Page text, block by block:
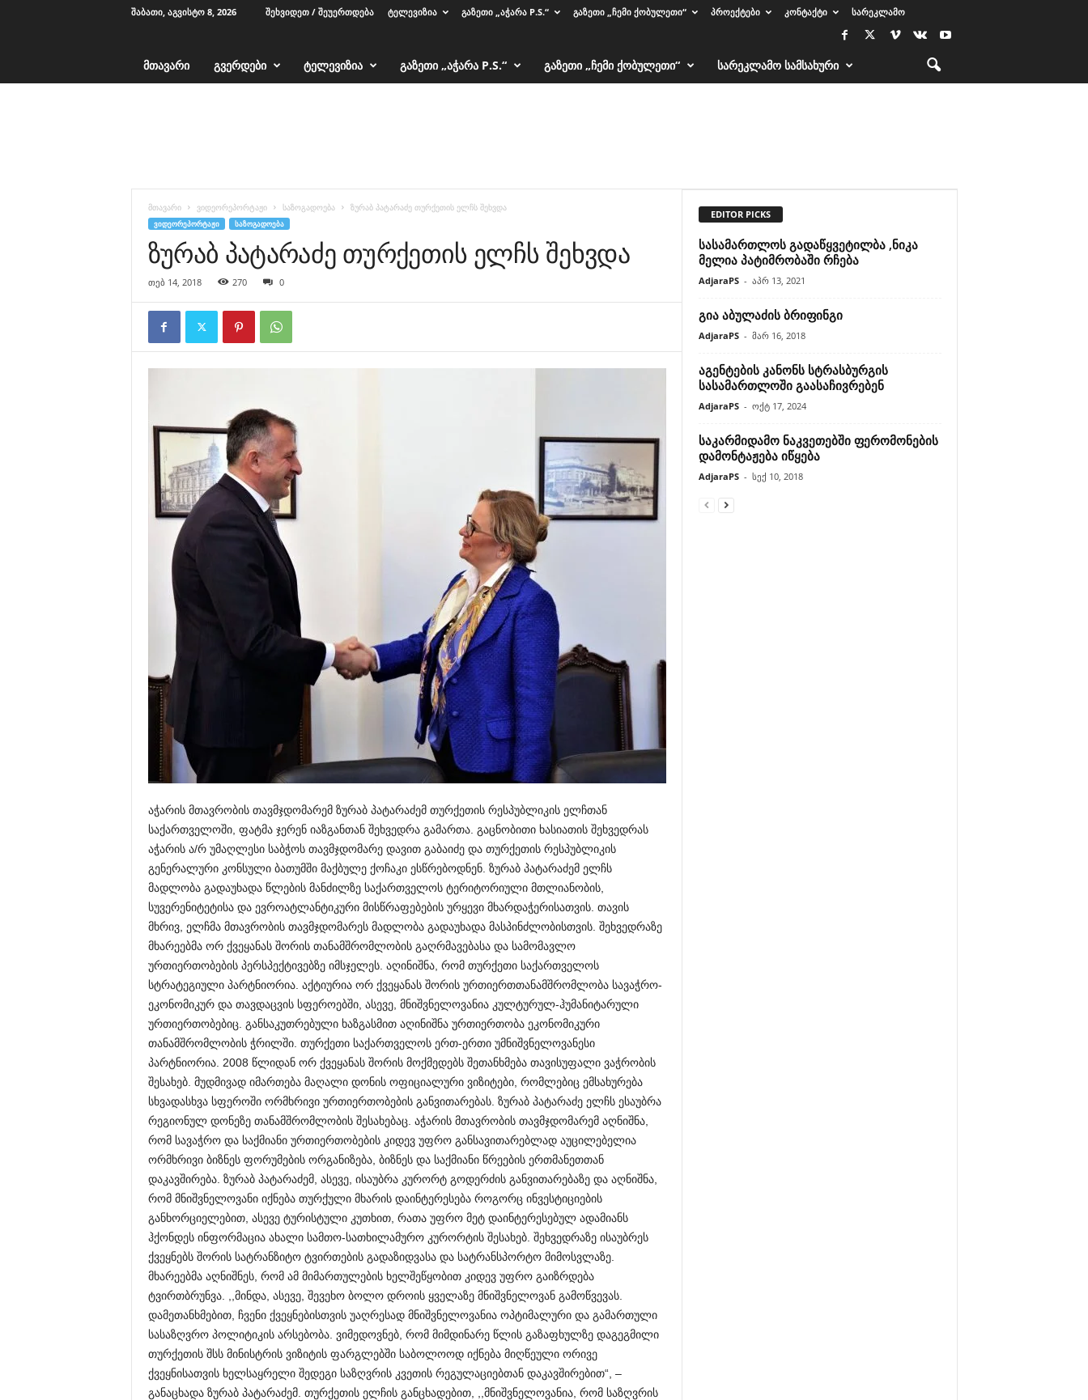
ᲨᲐᲑᲐᲗᲘ, ᲐᲒᲕᲘᲡᲢᲝ 8, 2026 ᲨᲔᲮᲕᲘᲓᲔᲗ / ᲨᲔᲣᲔᲠᲗᲓᲔᲑᲐ ᲢᲔᲚᲔᲕᲘᲖᲘᲐ ᲒᲐᲖᲔᲗᲘ „ᲐᲭᲐᲠᲐ P.S.“ ᲒᲐᲖᲔᲗᲘ „ᲩᲔᲛᲘ ᲥᲝᲑᲣᲚᲔᲗᲘ“ ᲞᲠᲝᲔᲥᲢᲔᲑᲘ ᲙᲝᲜᲢᲐᲥᲢᲘ ᲡᲐᲠᲔᲙᲚᲐᲛᲝ
ᲛᲗᲐᲕᲐᲠᲘ ᲒᲕᲔᲠᲓᲔᲑᲘ ᲢᲔᲚᲔᲕᲘᲖᲘᲐ ᲒᲐᲖᲔᲗᲘ „ᲐᲭᲐᲠᲐ P.S.“ ᲒᲐᲖᲔᲗᲘ „ᲩᲔᲛᲘ ᲥᲝᲑᲣᲚᲔᲗᲘ“ ᲡᲐᲠᲔᲙᲚᲐᲛᲝ ᲡᲐᲛᲡᲐᲮᲣᲠᲘ
მთავარი ვიდეორეპორტაჟი საზოგადოება ზურაბ პატარაძე თურქეთის ელჩს შეხვდა
ᲕᲘᲓᲔᲝᲠᲔᲞᲝᲠᲢᲐᲟᲘ ᲡᲐᲖᲝᲒᲐᲓᲝᲔᲑᲐ
ზურაბ პატარაძე თურქეთის ელჩს შეხვდა
თებ 14, 2018 270 0
აჭარის მთავრობის თავმჯდომარემ ზურაბ პატარაძემ თურქეთის რესპუბლიკის ელჩთან
საქართველოში, ფატმა ჯერენ იაზგანთან შეხვედრა გამართა. გაცნობითი ხასიათის შეხვედრას
აჭარის ა/რ უმაღლესი საბჭოს თავმჯდომარე დავით გაბაიძე და თურქეთის რესპუბლიკის
გენერალური კონსული ბათუმში მაქბულე ქოჩაკი ესწრებოდნენ. ზურაბ პატარაძემ ელჩს
მადლობა გადაუხადა წლების მანძილზე საქართველოს ტერიტორიული მთლიანობის,
სუვერენიტეტისა და ევროატლანტიკური მისწრაფებების ურყევი მხარდაჭერისათვის. თავის
მხრივ, ელჩმა მთავრობის თავმჯდომარეს მადლობა გადაუხადა მასპინძლობისთვის. შეხვედრაზე
მხარეებმა ორ ქვეყანას შორის თანამშრომლობის გაღრმავებასა და სამომავლო
ურთიერთობების პერსპექტივებზე იმსჯელეს. აღინიშნა, რომ თურქეთი საქართველოს
სტრატეგიული პარტნიორია. აქტიურია ორ ქვეყანას შორის ურთიერთთანამშრომლობა სავაჭრო-
ეკონომიკურ და თავდაცვის სფეროებში, ასევე, მნიშვნელოვანია კულტურულ-ჰუმანიტარული
ურთიერთობებიც. განსაკუთრებული ხაზგასმით აღინიშნა ურთიერთობა ეკონომიკური
თანამშრომლობის ჭრილში. თურქეთი საქართველოს ერთ-ერთი უმნიშვნელოვანესი
პარტნიორია. 2008 წლიდან ორ ქვეყანას შორის მოქმედებს შეთანხმება თავისუფალი ვაჭრობის
შესახებ. მუდმივად იმართება მაღალი დონის ოფიციალური ვიზიტები, რომლებიც ემსახურება
სხვადასხვა სფეროში ორმხრივი ურთიერთობების განვითარებას. ზურაბ პატარაძე ელჩს ესაუბრა
რეგიონულ დონეზე თანამშრომლობის შესახებაც. აჭარის მთავრობის თავმჯდომარემ აღნიშნა,
რომ სავაჭრო და საქმიანი ურთიერთობების კიდევ უფრო განსავითარებლად აუცილებელია
ორმხრივი ბიზნეს ფორუმების ორგანიზება, ბიზნეს და საქმიანი წრეების ერთმანეთთან
დაკავშირება. ზურაბ პატარაძემ, ასევე, ისაუბრა კურორტ გოდერძის განვითარებაზე და აღნიშნა,
რომ მნიშვნელოვანი იქნება თურქული მხარის დაინტერესება როგორც ინვესტიციების
განხორციელებით, ასევე ტურისტული კუთხით, რათა უფრო მეტ დაინტერესებულ ადამიანს
ჰქონდეს ინფორმაცია ახალი სამთო-სათხილამურო კურორტის შესახებ. შეხვედრაზე ისაუბრეს
ქვეყნებს შორის სატრანზიტო ტვირთების გადაზიდვასა და სატრანსპორტო მიმოსვლაზე.
მხარეებმა აღნიშნეს, რომ ამ მიმართულების ხელშეწყობით კიდევ უფრო გაიზრდება
ტვირთბრუნვა. ,,მინდა, ასევე, შევეხო ბოლო დროის ყველაზე მნიშვნელოვან გამოწვევას.
დამეთანხმებით, ჩვენი ქვეყნებისთვის უაღრესად მნიშვნელოვანია ოპტიმალური და გამართული
სასაზღვრო პოლიტიკის არსებობა. ვიმედოვნებ, რომ მიმდინარე წლის გაზაფხულზე დაგეგმილი
თურქეთის შსს მინისტრის ვიზიტის ფარგლებში საბოლოოდ იქნება მიღწეული ორივე
ქვეყნისათვის ხელსაყრელი შედეგი საზღვრის კვეთის რეგულაციებთან დაკავშირებით“, –
განაცხადა ზურაბ პატარაძემ. თურქეთის ელჩის განცხადებით, ,,მნიშვნელოვანია, რომ საზღვრის
EDITOR PICKS
სასამართლოს გადაწყვეტილბა ,ნიკა
მელია პატიმრობაში რჩება
AdjaraPS - აპრ 13, 2021
გია აბულაძის ბრიფინგი
AdjaraPS - მარ 16, 2018
აგენტების კანონს სტრასბურგის
სასამართლოში გაასაჩივრებენ
AdjaraPS - ოქტ 17, 2024
საკარმიდამო ნაკვეთებში ფერომონების
დამონტაჟება იწყება
AdjaraPS - სექ 10, 2018